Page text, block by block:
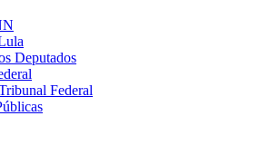
Deputados
Federal